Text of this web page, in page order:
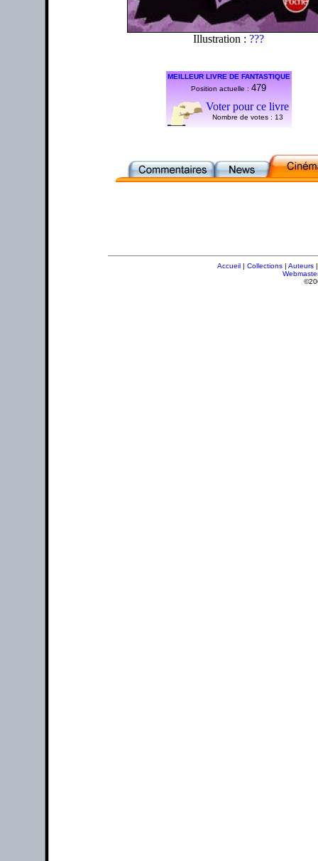
Illustration : ???
MEILLEUR LIVRE DE FANTASTIQUE
Position actuelle : 479
Voter pour ce livre
Nombre de votes : 13
Accueil | Collections | Auteurs